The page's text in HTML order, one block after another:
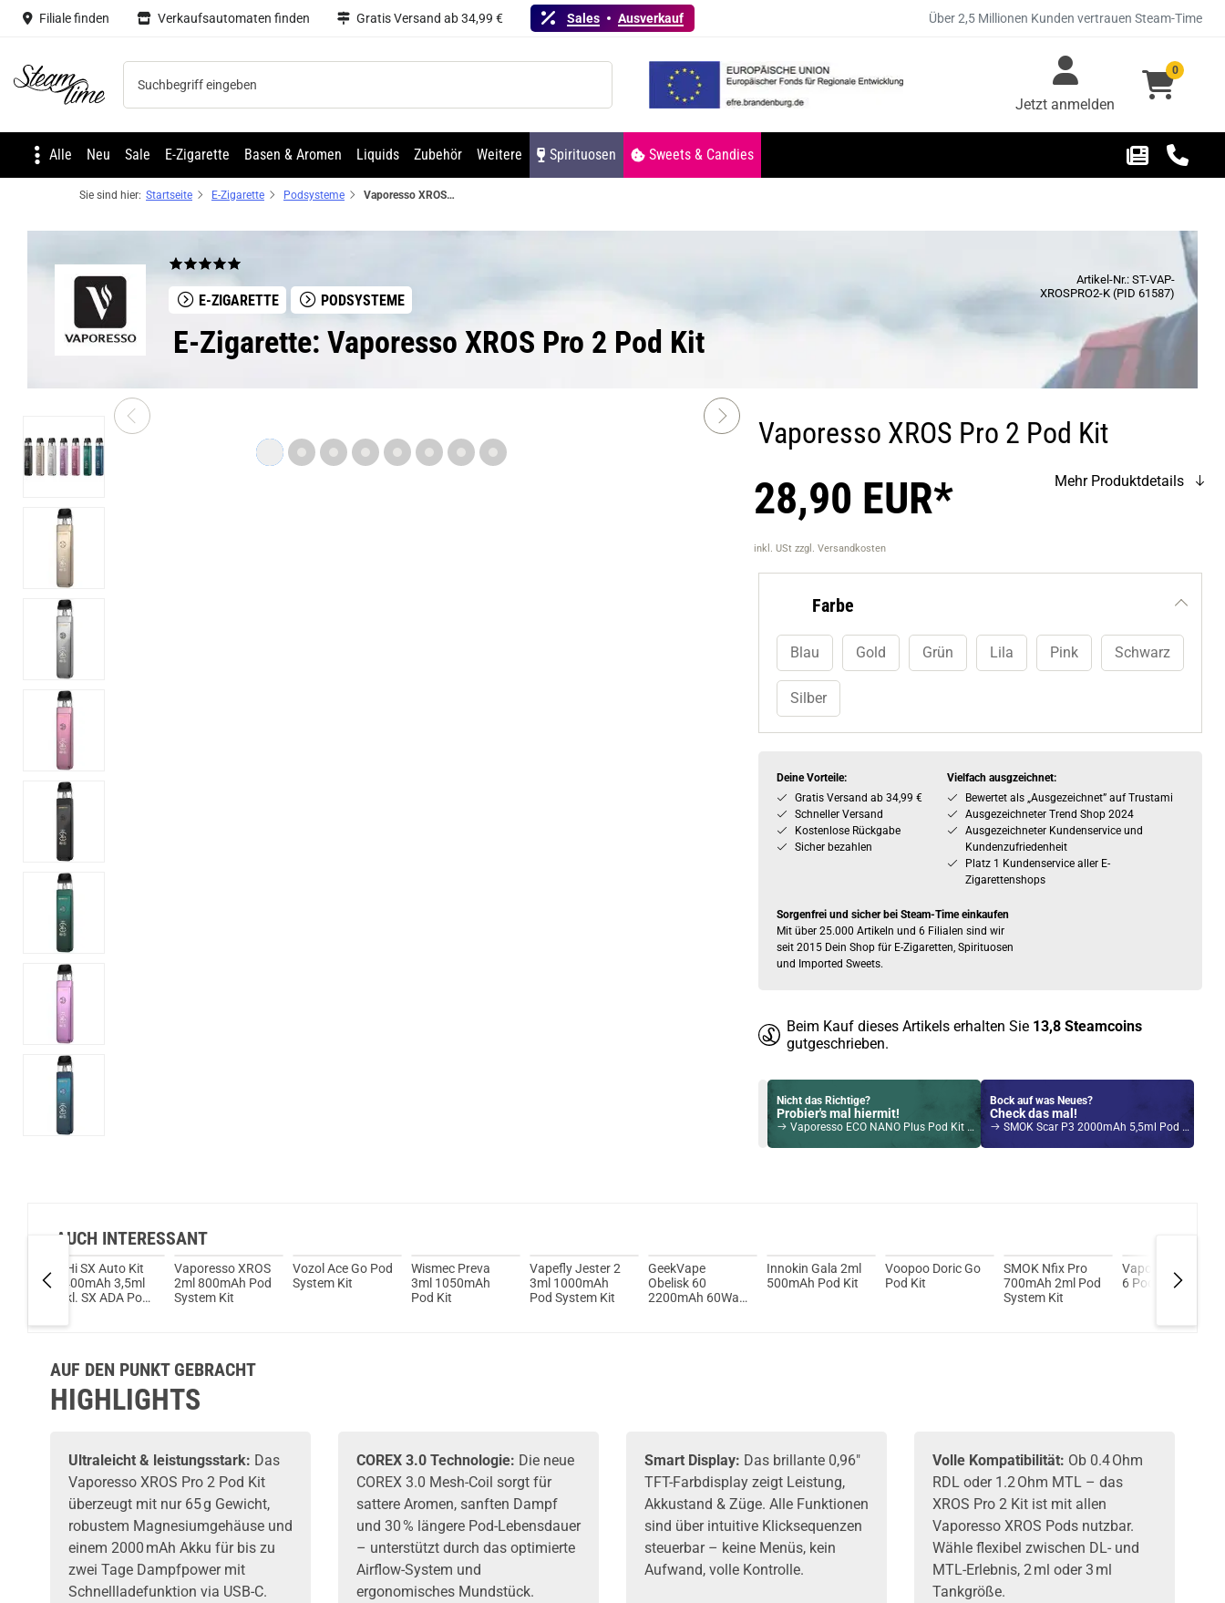
Filiale finden Verkaufsautomaten finden Gratis Versand ab 34,99 € Sales Ausverkauf Über 2,5 Millionen Kunden vertrauen Steam-Time
Steam time Jetzt anmelden
0
Alle Neu Sale E-Zigarette Basen & Aromen Liquids Zubehör Weitere Spirituosen Sweets & Candies
Sie sind hier: Startseite E-Zigarette Podsysteme Vaporesso XROS Pro 2 Pod Kit
E-ZIGARETTE PODSYSTEME
Artikel-Nr.: ST-VAP-
XROSPRO2-K (PID 61587)
E-Zigarette: Vaporesso XROS Pro 2 Pod Kit
Vaporesso XROS Pro 2 Pod Kit
28,90 EUR*
inkl. USt zzgl. Versandkosten
Mehr Produktdetails
Farbe
Blau Gold Grün Lila Pink Schwarz
Silber
Deine Vorteile:
Gratis Versand ab 34,99 €
Schneller Versand
Kostenlose Rückgabe
Sicher bezahlen
Vielfach ausgzeichnet:
Bewertet als „Ausgezeichnet” auf Trustami
Ausgezeichneter Trend Shop 2024
Ausgezeichneter Kundenservice und
Kundenzufriedenheit
Platz 1 Kundenservice aller E-
Zigarettenshops
Sorgenfrei und sicher bei Steam-Time einkaufen
Mit über 25.000 Artikeln und 6 Filialen sind wir
seit 2015 Dein Shop für E-Zigaretten, Spirituosen
und Imported Sweets.
Beim Kauf dieses Artikels erhalten Sie 13,8 Steamcoins
gutgeschrieben.
Nicht das Richtige?
Probier's mal hiermit!
Vaporesso ECO NANO Plus Pod Kit Schwarz
Bock auf was Neues?
Check das mal!
SMOK Scar P3 2000mAh 5,5ml Pod Kit Schwarz
AUCH INTERESSANT
YiHi SX Auto Kit
1400mAh 3,5ml
inkl. SX ADA Pod
Vaporesso XROS
2ml 800mAh Pod
System Kit
Vozol Ace Go Pod
System Kit
Wismec Preva
3ml 1050mAh
Pod Kit
Vapefly Jester 2
3ml 1000mAh
Pod System Kit
GeekVape
Obelisk 60
2200mAh 60Watt
Innokin Gala 2ml
500mAh Pod Kit
Voopoo Doric Go
Pod Kit
SMOK Nfix Pro
700mAh 2ml Pod
System Kit
Vaporesso XROS
6 Pod Kit
AUF DEN PUNKT GEBRACHT
HIGHLIGHTS
Ultraleicht & leistungsstark: Das
Vaporesso XROS Pro 2 Pod Kit
überzeugt mit nur 65 g Gewicht,
robustem Magnesiumgehäuse und
einem 2000 mAh Akku für bis zu
zwei Tage Dampfpower mit
Schnellladefunktion via USB-C.
COREX 3.0 Technologie: Die neue
COREX 3.0 Mesh-Coil sorgt für
sattere Aromen, sanften Dampf
und 30 % längere Pod-Lebensdauer
– unterstützt durch das optimierte
Airflow-System und
ergonomisches Mundstück.
Smart Display: Das brillante 0,96"
TFT-Farbdisplay zeigt Leistung,
Akkustand & Züge. Alle Funktionen
sind über intuitive Klicksequenzen
steuerbar – keine Menüs, kein
Aufwand, volle Kontrolle.
Volle Kompatibilität: Ob 0.4 Ohm
RDL oder 1.2 Ohm MTL – das
XROS Pro 2 Kit ist mit allen
Vaporesso XROS Pods nutzbar.
Wähle flexibel zwischen DL- und
MTL-Erlebnis, 2 ml oder 3 ml
Tankgröße.